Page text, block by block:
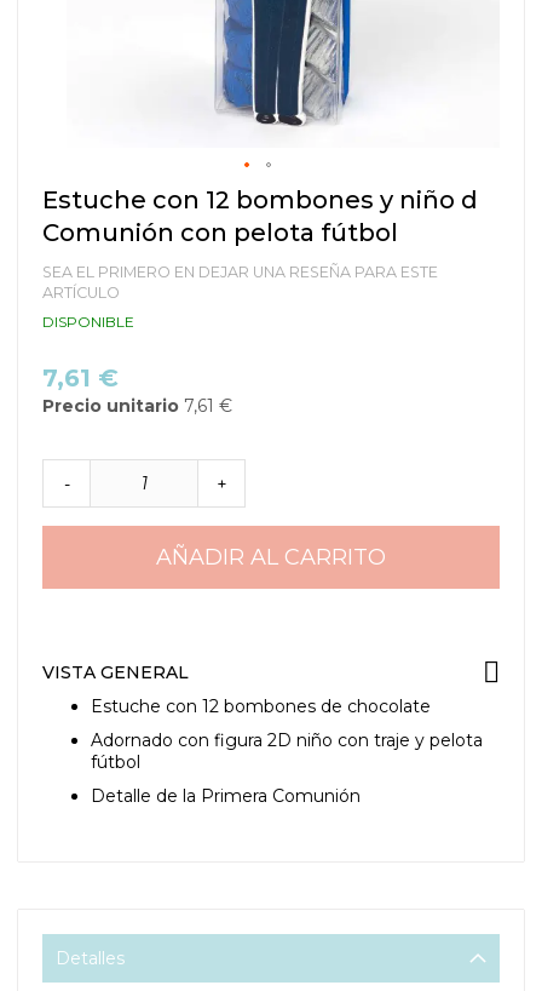
Saltar
al
comienzo
la
galería
de
Estuche con 12 bombones y niño d
Comunión con pelota fútbol
SEA EL PRIMERO EN DEJAR UNA RESEÑA PARA ESTE
ARTÍCULO
DISPONIBLE
7,61 €
Precio unitario 7,61 €
- +
AÑADIR AL CARRITO
VISTA GENERAL
Estuche con 12 bombones de chocolate
Adornado con figura 2D niño con traje y pelota
fútbol
Detalle de la Primera Comunión
Detalles